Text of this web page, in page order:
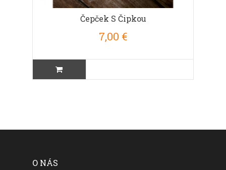
Čepček S Čipkou
7,00 €
O NÁS